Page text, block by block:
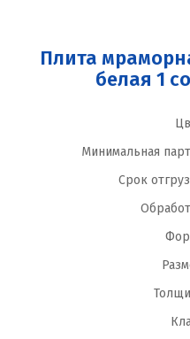
Плита
белая 1
Минимальная
Срок